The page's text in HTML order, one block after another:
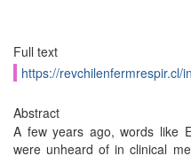
Full text
https://revchilenfermrespir.cl/
Abstract
A few years ago, words like
were unheard of in clinical